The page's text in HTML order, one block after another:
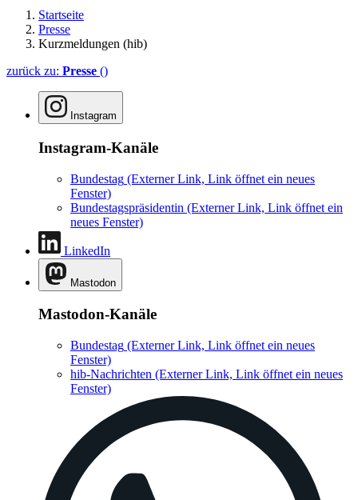
Startseite
Presse
Kurzmeldungen (hib)
zurück zu: Presse ()
Instagram
Instagram-Kanäle
Bundestag (Externer Link, Link öffnet ein neues
Fenster)
Bundestagspräsidentin (Externer Link, Link öffnet ein
neues Fenster)
LinkedIn
Mastodon
Mastodon-Kanäle
Bundestag (Externer Link, Link öffnet ein neues
Fenster)
hib-Nachrichten (Externer Link, Link öffnet ein neues
Fenster)